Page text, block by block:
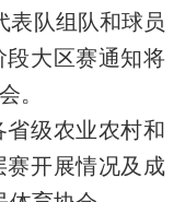
表队组队和球员
大区赛通知将
。
省级农业农村和
赛开展情况及成